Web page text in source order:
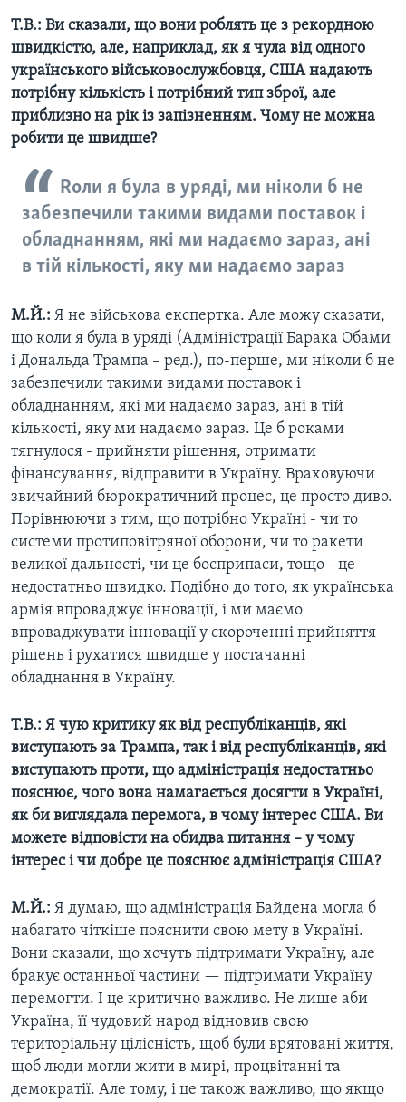
Т.В.: Ви сказали, що вони роблять це з рекордною
швидкістю, але, наприклад, як я чула від одного
українського військовослужбовця, США надають
потрібну кількість і потрібний тип зброї, але
приблизно на рік із запізненням. Чому не можна
робити це швидше?
Rоли я була в уряді, ми ніколи б не
забезпечили такими видами поставок і
обладнанням, які ми надаємо зараз, ані
в тій кількості, яку ми надаємо зараз
М.Й.: Я не військова експертка. Але можу сказати,
що коли я була в уряді (Адміністрації Барака Обами
і Дональда Трампа – ред.), по-перше, ми ніколи б не
забезпечили такими видами поставок і
обладнанням, які ми надаємо зараз, ані в тій
кількості, яку ми надаємо зараз. Це б роками
тягнулося - прийняти рішення, отримати
фінансування, відправити в Україну. Враховуючи
звичайний бюрократичний процес, це просто диво.
Порівнюючи з тим, що потрібно Україні - чи то
системи протиповітряної оборони, чи то ракети
великої дальності, чи це боєприпаси, тощо - це
недостатньо швидко. Подібно до того, як українська
армія впроваджує інновації, і ми маємо
впроваджувати інновації у скороченні прийняття
рішень і рухатися швидше у постачанні
обладнання в Україну.
Т.В.: Я чую критику як від республіканців, які
виступають за Трампа, так і від республіканців, які
виступають проти, що адміністрація недостатньо
пояснює, чого вона намагається досягти в Україні,
як би виглядала перемога, в чому інтерес США. Ви
можете відповісти на обидва питання – у чому
інтерес і чи добре це пояснює адміністрація США?
М.Й.: Я думаю, що адміністрація Байдена могла б
набагато чіткіше пояснити свою мету в Україні.
Вони сказали, що хочуть підтримати Україну, але
бракує останньої частини — підтримати Україну
перемогти. І це критично важливо. Не лише аби
Україна, її чудовий народ відновив свою
територіальну цілісність, щоб були врятовані життя,
щоб люди могли жити в мирі, процвітанні та
демократії. Але тому, і це також важливо, що якщо